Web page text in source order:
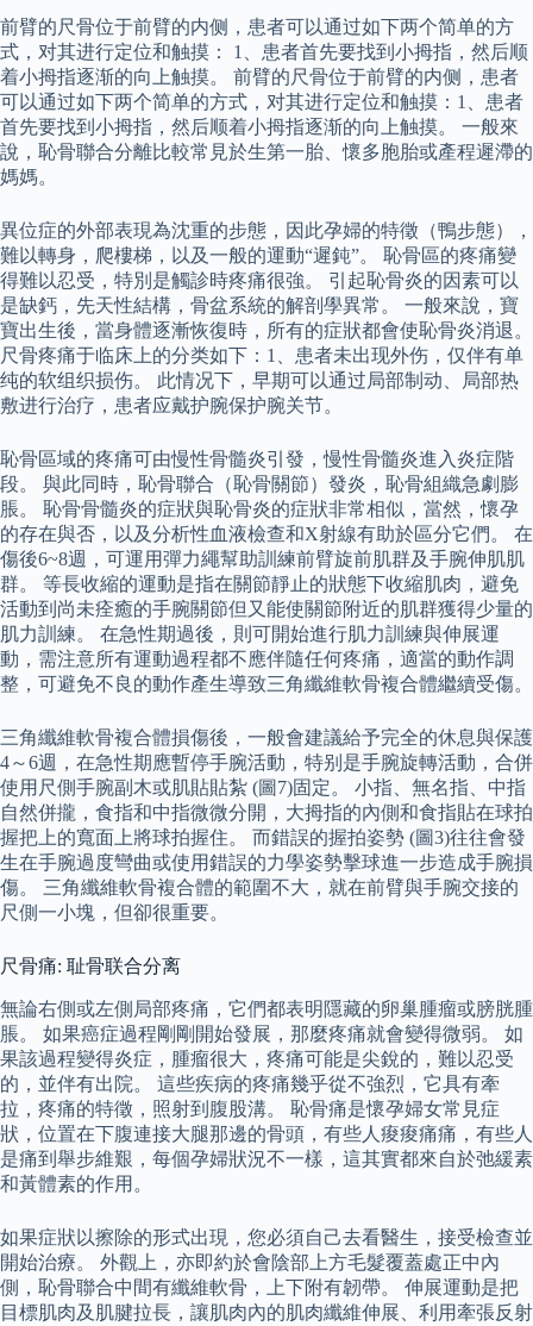
前臂的尺骨位于前臂的内侧，患者可以通过如下两个简单的方
式，对其进行定位和触摸： 1、患者首先要找到小拇指，然后顺
着小拇指逐渐的向上触摸。 前臂的尺骨位于前臂的内侧，患者
可以通过如下两个简单的方式，对其进行定位和触摸：1、患者
首先要找到小拇指，然后顺着小拇指逐渐的向上触摸。 一般來
說，恥骨聯合分離比較常見於生第一胎、懷多胞胎或產程遲滯的
媽媽。
異位症的外部表現為沈重的步態，因此孕婦的特徵（鴨步態），
難以轉身，爬樓梯，以及一般的運動“遲鈍”。 恥骨區的疼痛變
得難以忍受，特別是觸診時疼痛很強。 引起恥骨炎的因素可以
是缺鈣，先天性結構，骨盆系統的解剖學異常。 一般來說，寶
寶出生後，當身體逐漸恢復時，所有的症狀都會使恥骨炎消退。
尺骨疼痛于临床上的分类如下：1、患者未出现外伤，仅伴有单
纯的软组织损伤。 此情况下，早期可以通过局部制动、局部热
敷进行治疗，患者应戴护腕保护腕关节。
恥骨區域的疼痛可由慢性骨髓炎引發，慢性骨髓炎進入炎症階
段。 與此同時，恥骨聯合（恥骨關節）發炎，恥骨組織急劇膨
脹。 恥骨骨髓炎的症狀與恥骨炎的症狀非常相似，當然，懷孕
的存在與否，以及分析性血液檢查和X射線有助於區分它們。 在
傷後6~8週，可運用彈力繩幫助訓練前臂旋前肌群及手腕伸肌肌
群。 等長收縮的運動是指在關節靜止的狀態下收縮肌肉，避免
活動到尚未痊癒的手腕關節但又能使關節附近的肌群獲得少量的
肌力訓練。 在急性期過後，則可開始進行肌力訓練與伸展運
動，需注意所有運動過程都不應伴隨任何疼痛，適當的動作調
整，可避免不良的動作產生導致三角纖維軟骨複合體繼續受傷。
三角纖維軟骨複合體損傷後，一般會建議給予完全的休息與保護
4～6週，在急性期應暫停手腕活動，特别是手腕旋轉活動，合併
使用尺側手腕副木或肌貼貼紮 (圖7)固定。 小指、無名指、中指
自然併攏，食指和中指微微分開，大拇指的內側和食指貼在球拍
握把上的寬面上將球拍握住。 而錯誤的握拍姿勢 (圖3)往往會發
生在手腕過度彎曲或使用錯誤的力學姿勢擊球進一步造成手腕損
傷。 三角纖維軟骨複合體的範圍不大，就在前臂與手腕交接的
尺側一小塊，但卻很重要。
尺骨痛: 耻骨联合分离
無論右側或左側局部疼痛，它們都表明隱藏的卵巢腫瘤或膀胱腫
脹。 如果癌症過程剛剛開始發展，那麼疼痛就會變得微弱。 如
果該過程變得炎症，腫瘤很大，疼痛可能是尖銳的，難以忍受
的，並伴有出院。 這些疾病的疼痛幾乎從不強烈，它具有牽
拉，疼痛的特徵，照射到腹股溝。 恥骨痛是懷孕婦女常見症
狀，位置在下腹連接大腿那邊的骨頭，有些人痠痠痛痛，有些人
是痛到舉步維艱，每個孕婦狀況不一樣，這其實都來自於弛緩素
和黃體素的作用。
如果症狀以擦除的形式出現，您必須自己去看醫生，接受檢查並
開始治療。 外觀上，亦即約於會陰部上方毛髮覆蓋處正中內
側，恥骨聯合中間有纖維軟骨，上下附有韌帶。 伸展運動是把
目標肌肉及肌腱拉長，讓肌肉內的肌肉纖維伸展、利用牽張反射